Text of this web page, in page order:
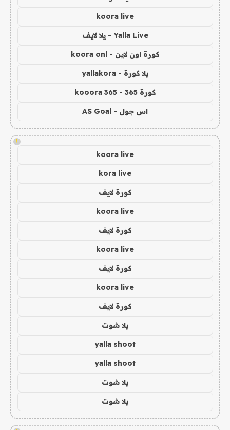
koora live
Yalla Live - يلا لايف
كورة اون لاين - koora onl
يلا كورة - yallakora
كورة 365 - kooora 365
اس جول - AS Goal
!
koora live
kora live
كورة لايف
koora live
كورة لايف
koora live
كورة لايف
koora live
كورة لايف
يلا شوت
yalla shoot
yalla shoot
يلا شوت
يلا شوت